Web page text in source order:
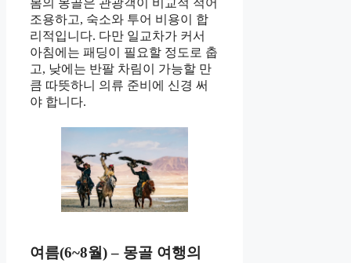
조용하고, 숙소와 투어 비용이 합
리적입니다. 다만 일교차가 커서
아침에는 패딩이 필요할 정도로 춥
고, 낮에는 반팔 차림이 가능할 만
큼 따뜻하니 의류 준비에 신경 써
야 합니다.
여름(6~8월) – 몽골 여행의